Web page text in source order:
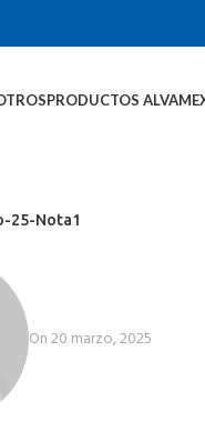
PRODUCTOS
25-Nota1
On 20 marzo, 2025